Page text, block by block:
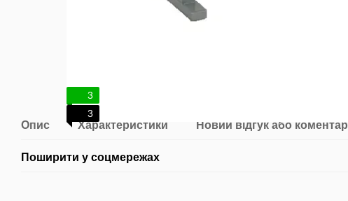
3
3
Опис Характеристики Новий відгук або коментар
Поширити у соцмережах